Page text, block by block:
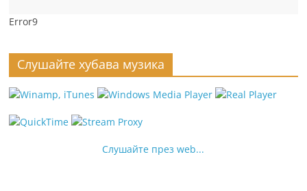
Error9
Слушайте хубава музика
Слушайте през web...